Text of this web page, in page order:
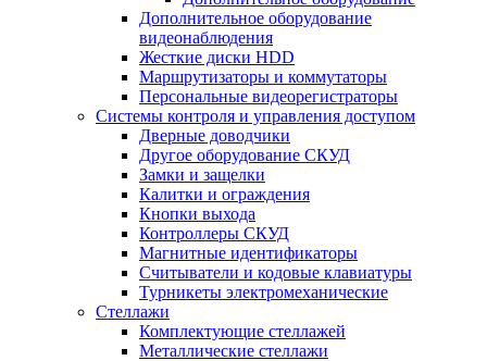
Дополнительное оборудование
видеонаблюдения
Жесткие диски HDD
Маршрутизаторы и коммутаторы
Персональные видеорегистраторы
Системы контроля и управления доступом
Дверные доводчики
Другое оборудование СКУД
Замки и защелки
Калитки и ограждения
Кнопки выхода
Контроллеры СКУД
Магнитные идентификаторы
Считыватели и кодовые клавиатуры
Турникеты электромеханические
Стеллажи
Комплектующие стеллажей
Металлические стеллажи